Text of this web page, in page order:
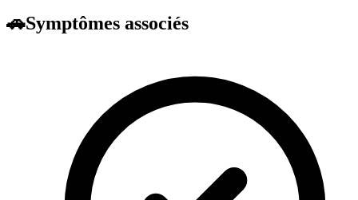
🚗Symptômes associés